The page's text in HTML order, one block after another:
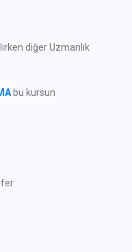
diğer Uzmanlık
bu kursun